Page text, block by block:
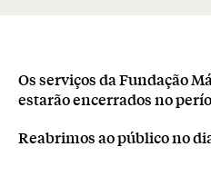
Os serviços da Fundação
estarão encerrados no
Reabrimos ao público no